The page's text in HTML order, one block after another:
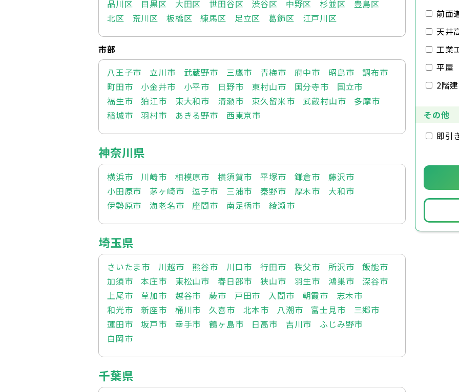
品川区
目黒区 大田区 世田谷区 渋谷区 中野区 杉並区
豊島区
北区
荒川区 板橋区 練馬区 足立区 葛飾区 江戸川区
市部
八王子市
立川市 武蔵野市 三鷹市 青梅市 府中市 昭島市
調布市
町田市
小金井市 小平市 日野市 東村山市 国分寺市
国立市
福生市
狛江市 東大和市 清瀬市 東久留米市 武蔵村山市
多摩市
稲城市
羽村市 あきる野市 西東京市
神奈川県
横浜市 川崎市 相模原市 横須賀市 平塚市 鎌倉市
藤沢市
小田原市
茅ヶ崎市 逗子市 三浦市 秦野市 厚木市
大和市
伊勢原市
海老名市 座間市 南足柄市 綾瀬市
埼玉県
さいたま市 川越市 熊谷市 川口市 行田市 秩父市 所沢市
飯能市
加須市
本庄市 東松山市 春日部市 狭山市 羽生市 鴻巣市
深谷市
上尾市
草加市 越谷市 蕨市 戸田市 入間市 朝霞市
志木市
和光市
新座市 桶川市 久喜市 北本市 八潮市 富士見市
三郷市
蓮田市
坂戸市 幸手市 鶴ヶ島市 日高市 吉川市
ふじみ野市
白岡市
千葉県
前面
天井
工業
平屋
2階
その他
即引